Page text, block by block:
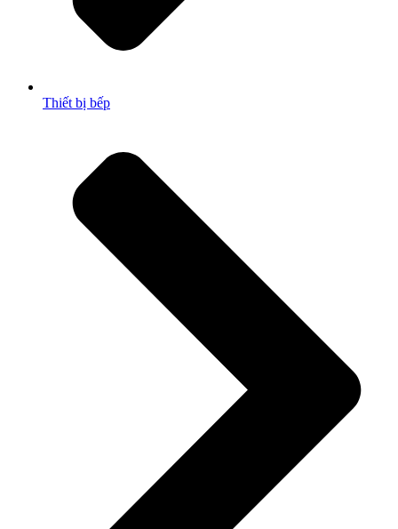
Thiết bị bếp